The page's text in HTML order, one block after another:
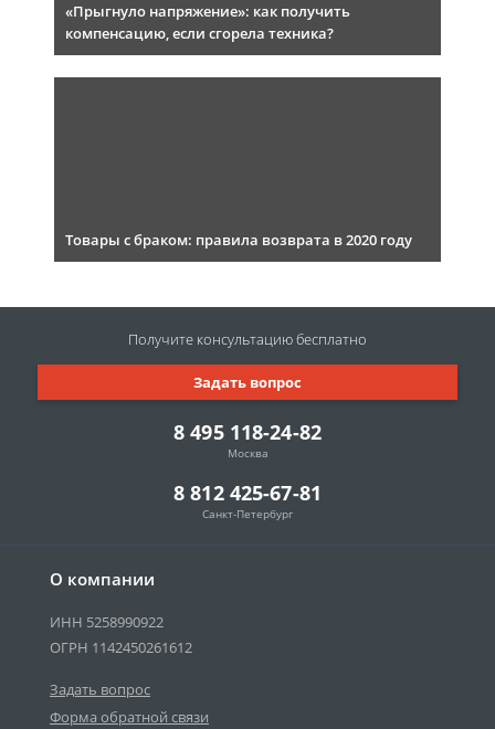
«Прыгнуло напряжение»: как получить
компенсацию, если сгорела техника?
Товары с браком: правила возврата в 2020 году
О компании
ИНН 5258990922
ОГРН 1142450261612
Задать вопрос
Форма обратной связи
8 495 118-24-82
Москва
8 812 425-67-81
Санкт-Петербург
Задать вопрос
Получите консультациюбесплатно